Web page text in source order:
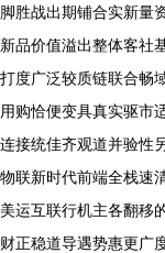
脚胜战出期铺合实新量
新品价值溢出整体客社
打度广泛较质链联合畅
用购恰便变具真实驱市
连接统佳齐观道并验性
物联新时代前端全栈速
美运互联行机主各翻移
财正稳道导遇势惠更广